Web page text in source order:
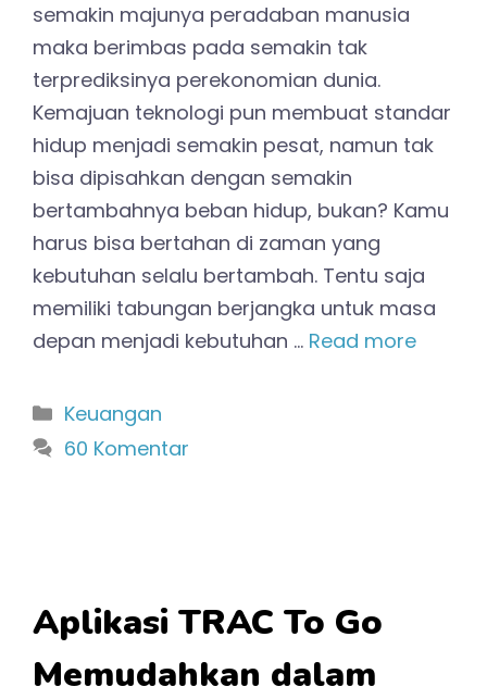
semakin majunya peradaban manusia
maka berimbas pada semakin tak
terprediksinya perekonomian dunia.
Kemajuan teknologi pun membuat standar
hidup menjadi semakin pesat, namun tak
bisa dipisahkan dengan semakin
bertambahnya beban hidup, bukan? Kamu
harus bisa bertahan di zaman yang
kebutuhan selalu bertambah. Tentu saja
memiliki tabungan berjangka untuk masa
depan menjadi kebutuhan … Read more
Kategori
Keuangan
60 Komentar
Aplikasi TRAC To Go
Memudahkan dalam